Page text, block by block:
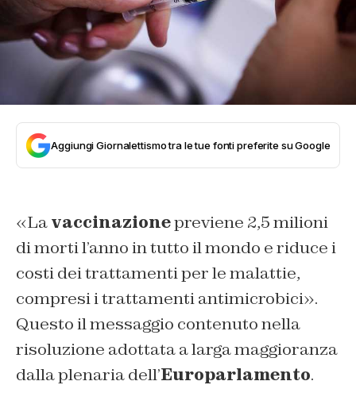
Aggiungi Giornalettismo tra le tue fonti preferite su Google
«Lavaccinazionepreviene 2,5 milioni
di morti l’anno in tutto il mondo e riduce i
costi dei trattamenti per le malattie,
compresi i trattamenti antimicrobici».
Questo il messaggio contenuto nella
risoluzione adottata a larga maggioranza
dalla plenaria dell’Europarlamento.